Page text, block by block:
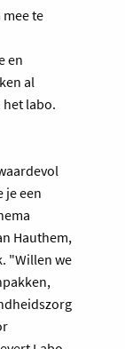
te
en
al
het labo.
je een
Hauthem,
"Willen we